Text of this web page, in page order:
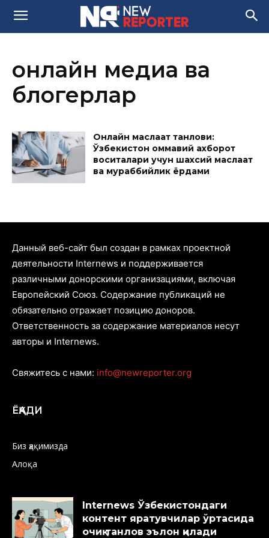
онлайн медиа ва
блогерлар
Онлайн маслаҳат танлови:
Ўзбекистон оммавий ахборот
воситалари учун шахсий маслаҳат
ва мураббийлик ёрдами
Данный веб-сайт был создан в рамках проектной
деятельности Internews и поддерживается
различными донорскими организациями, включая
Европейский Союз. Содержание публикаций не
обязательно отражает позицию доноров.
Ответственность за содержание материалов несут
авторы и Internews.
Свяжитесь с нами: info@newreporter.org
ЁҚАДИ
Биз ҳақимизда
Алоқа
Internews Ўзбекистондаги
контент яратувчилар ўртасида
очиқ танлов эълон қилади